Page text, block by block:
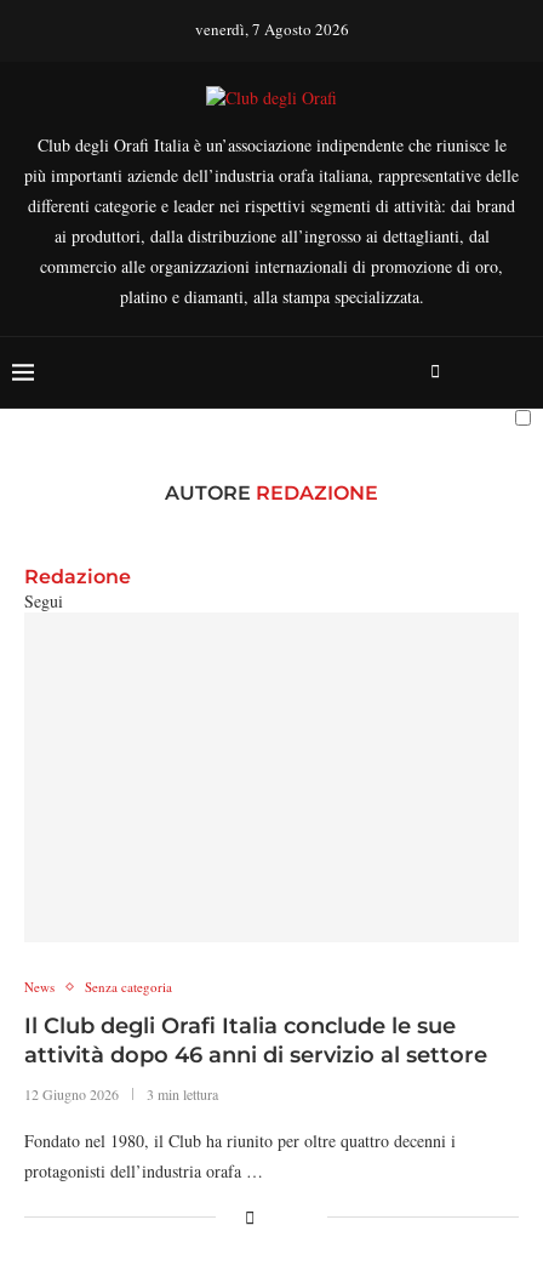
venerdì, 7 Agosto 2026
Club degli Orafi Italia è un’associazione indipendente che riunisce le
più importanti aziende dell’industria orafa italiana, rappresentative delle
differenti categorie e leader nei rispettivi segmenti di attività: dai brand
ai produttori, dalla distribuzione all’ingrosso ai dettaglianti, dal
commercio alle organizzazioni internazionali di promozione di oro,
platino e diamanti, alla stampa specializzata.
AUTORE REDAZIONE
Redazione
Segui
News Senza categoria
Il Club degli Orafi Italia conclude le sue
attività dopo 46 anni di servizio al settore
12 Giugno 2026 3 min lettura
Fondato nel 1980, il Club ha riunito per oltre quattro decenni i
protagonisti dell’industria orafa …